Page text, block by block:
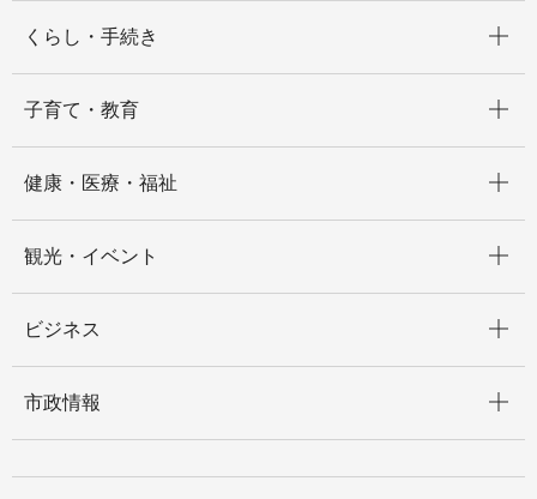
くらし・手続き
子育て・教育
健康・医療・福祉
観光・イベント
ビジネス
市政情報